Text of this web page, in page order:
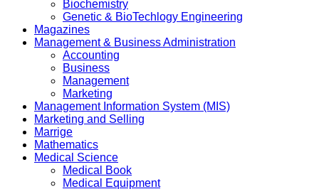
Biochemistry
Genetic & BioTechlogy Engineering
Magazines
Management & Business Administration
Accounting
Business
Management
Marketing
Management Information System (MIS)
Marketing and Selling
Marrige
Mathematics
Medical Science
Medical Book
Medical Equipment